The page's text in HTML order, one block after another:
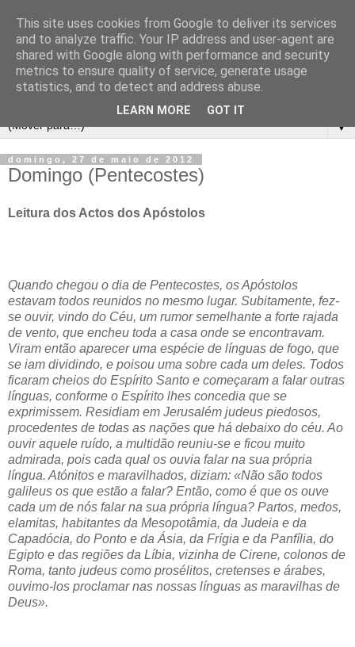
▼
domingo, 27 de maio de 2012
Domingo (Pentecostes)
Leitura dos Actos dos Apóstolos
Quando chegou o dia de Pentecostes, os Apóstolos
estavam todos reunidos no mesmo lugar. Subitamente, fez-
se ouvir, vindo do Céu, um rumor semelhante a forte rajada
de vento, que encheu toda a casa onde se encontravam.
Viram então aparecer uma espécie de línguas de fogo, que
se iam dividindo, e poisou uma sobre cada um deles. Todos
ficaram cheios do Espírito Santo e começaram a falar outras
línguas, conforme o Espírito lhes concedia que se
exprimissem. Residiam em Jerusalém judeus piedosos,
procedentes de todas as nações que há debaixo do céu. Ao
ouvir aquele ruído, a multidão reuniu-se e ficou muito
admirada, pois cada qual os ouvia falar na sua própria
língua. Atónitos e maravilhados, diziam: «Não são todos
galileus os que estão a falar? Então, como é que os ouve
cada um de nós falar na sua própria língua? Partos, medos,
elamitas, habitantes da Mesopotâmia, da Judeia e da
Capadócia, do Ponto e da Ásia, da Frígia e da Panfília, do
Egipto e das regiões da Líbia, vizinha de Cirene, colonos de
Roma, tanto judeus como prosélitos, cretenses e árabes,
ouvimo-los proclamar nas nossas línguas as maravilhas de
Deus».
This site uses cookies from Google to deliver its services
and to analyze traffic. Your IP address and user-agent are
shared with Google along with performance and security
metrics to ensure quality of service, generate usage
statistics, and to detect and address abuse.
LEARN MORE GOT IT